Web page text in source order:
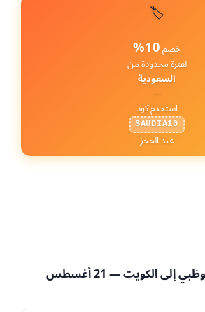
🏷️
خصم 10%
لفترة محدودة من
السعودية
—
استخدم كود
SAUDIA10
عند الحجز
إلىالكويت
— 21 أغسطس